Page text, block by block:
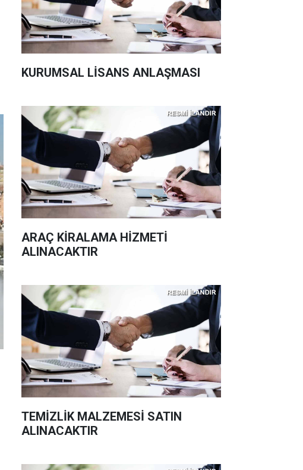
KURUMSAL LİSANS ANLAŞMASI
ARAÇ KİRALAMA HİZMETİ
ALINACAKTIR
TEMİZLİK MALZEMESİ SATIN
ALINACAKTIR